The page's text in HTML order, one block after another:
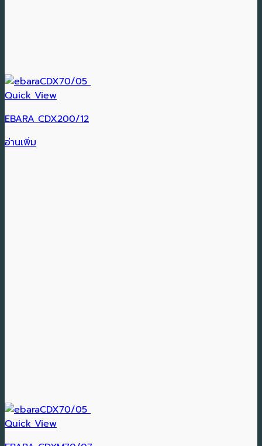
Quick View
EBARA CDX200/12
อ่านเพิ่ม
Quick View